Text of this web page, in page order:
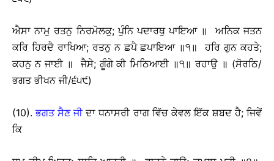
ਐਸਾ ਨਾਮੁ ਰਤਨੁ ਨਿਰਮੋਲਕੁ; ਪੁੰਨਿ ਪਦਾਰਥੁ ਪਾਇਆ ॥ ਅਨਿਕ ਜਤਨ
ਕਰਿ ਹਿਰਦੈ ਰਾਖਿਆ; ਰਤਨੁ ਨ ਛਪੈ ਛਪਾਇਆ ॥੧॥ ਹਰਿ ਗੁਨ ਕਹਤੇ;
ਕਹਨੁ ਨ ਜਾਈ ॥ ਜੈਸੇ; ਗੂੰਗੇ ਕੀ ਮਿਠਿਆਈ ॥੧॥ ਰਹਾਉ ॥ (ਸੋਰਠਿ/
ਭਗਤ ਭੀਖਨ ਜੀ/੬੫੯)
(10).ਭਗਤ ਸੈਣ ਜੀਦਾ ਧਨਾਸਰੀ ਰਾਗ ਵਿੱਚ ਕੇਵਲ ਇੱਕ ਸ਼ਬਦ ਹੈ; ਜਿਵੇਂ
ਕਿ